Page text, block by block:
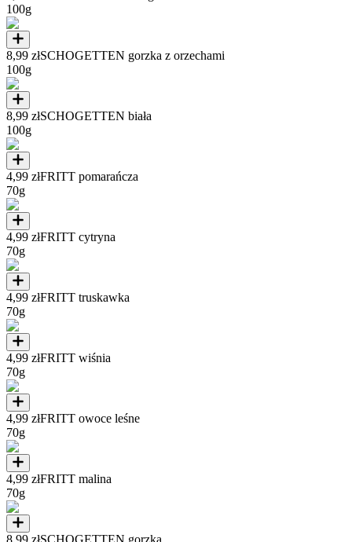
100g
8,99 złSCHOGETTEN gorzka z orzechami
100g
8,99 złSCHOGETTEN biała
100g
4,99 złFRITT pomarańcza
70g
4,99 złFRITT cytryna
70g
4,99 złFRITT truskawka
70g
4,99 złFRITT wiśnia
70g
4,99 złFRITT owoce leśne
70g
4,99 złFRITT malina
70g